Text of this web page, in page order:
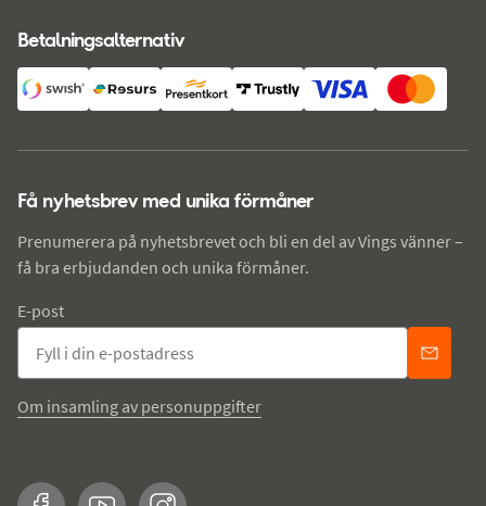
Betalningsalternativ
Få nyhetsbrev med unika förmåner
Prenumerera på nyhetsbrevet och bli en del av Vings vänner –
få bra erbjudanden och unika förmåner.
E-post
Om insamling av personuppgifter